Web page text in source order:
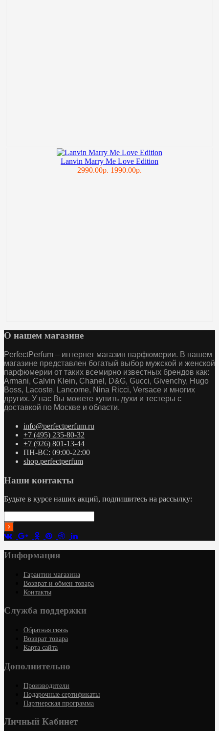
Lanvin Marry Me Love Edition
2990.00р. 1990.00р.
О нашем магазине
PerfectPerfum – интернет магазин парфюмерии. В нашем
магазине представлен богатый выбор мужской и женской
парфюмерии от таких всемирно известных брендов как:
Armani, Calvin Klein, Chanel, D&G, Gucci, Givenchy, Hugo
Boss, Lacoste, Lancome, Nina Ricci, Versace и многих
других. У нас Вы можете купить духи и тестеры с
доставкой по Москве и области.
info@perfectperfum.ru
+7 (495) 235-80-32
+7 (926) 801-13-44
ПН-ВС: 09:00-22:00
shop.perfectperfum
Наши контакты
Будьте в курсе наших акций, подпишитесь на рассылку:
Информация
Гарантии магазина
Возврат и обмен товара
Контакты
Служба поддержки
Обратная связь
Возврат товара
Карта сайта
Дополнительно
Производители
Подарочные сертификаты
Партнерская программа
Личный Кабинет